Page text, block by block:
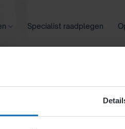
Specialist raadplegen